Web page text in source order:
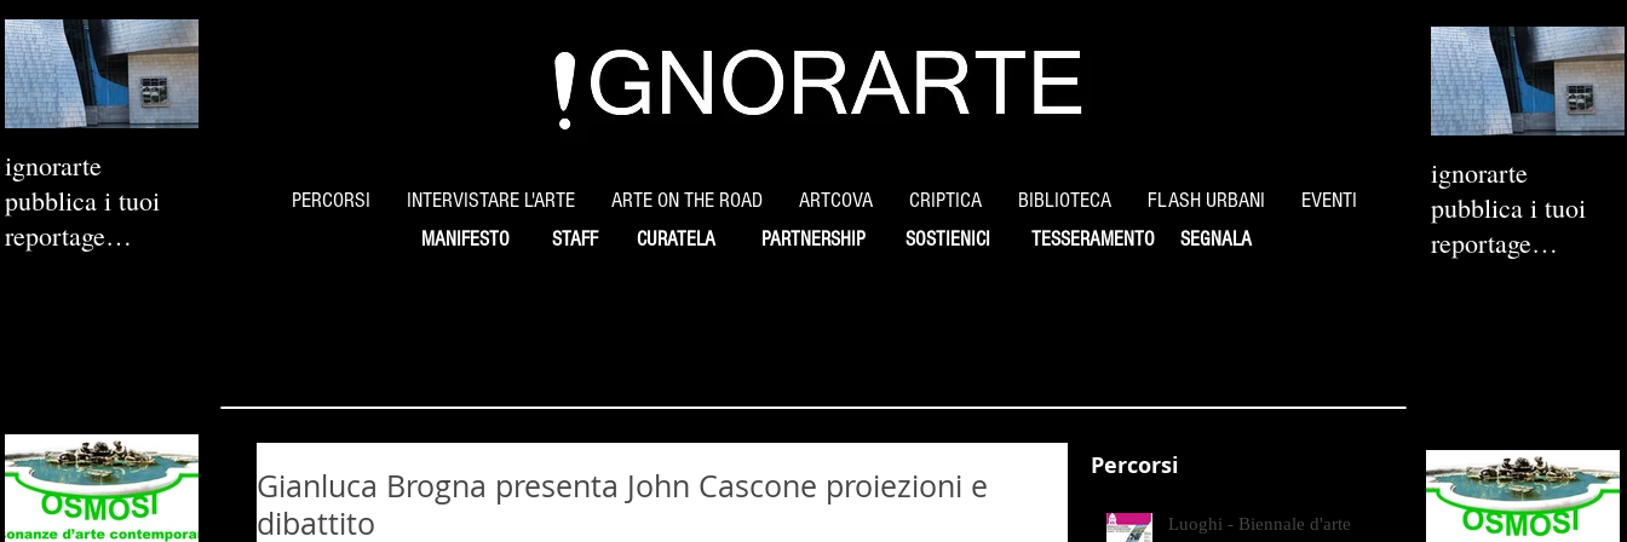
ignorarte
pubblica i tuoi
reportage
PERCORSI INTERVISTARE L'ARTE ARTE ON THE ROAD ARTCOVA CRIPTICA BIBLIOTECA FLASH URBANI EVENTI
MANIFESTO STAFF CURATELA PARTNERSHIP SOSTIENICI SEGNALA
TESSERAMENTO
ignorarte
pubblica i tuoi
reportage
Gianluca Brogna presenta John Cascone proiezioni e
dibattito
Percorsi
Luoghi - Biennale d'arte